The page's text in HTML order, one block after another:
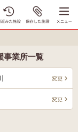
事業所一覧
変更
変更